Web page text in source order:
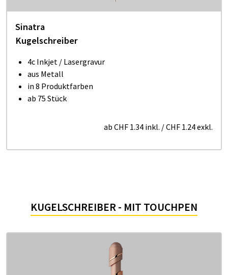
Sinatra
Kugelschreiber
4c Inkjet / Lasergravur
aus Metall
in 8 Produktfarben
ab 75 Stück
ab CHF 1.34 inkl. /CHF 1.24exkl.
KUGELSCHREIBER - MIT TOUCHPEN